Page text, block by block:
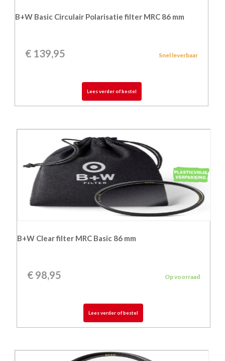
B+W Basic Circulair Polarisatie filter MRC 86 mm
€ 139,95 Snel leverbaar
Lees verder of bestel
B+W Clear filter MRC Basic 86 mm
€98,95 Op voorraad
Lees verder of bestel